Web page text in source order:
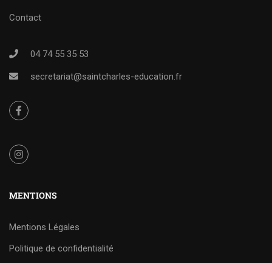
Contact
04 74 55 35 53
secretariat@saintcharles-education.fr
MENTIONS
Mentions Légales
Politique de confidentialité